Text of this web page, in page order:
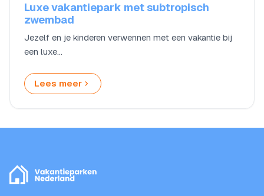
Luxe vakantiepark met subtropisch
zwembad
Jezelf en je kinderen verwennen met een vakantie bij
een luxe…
Lees meer